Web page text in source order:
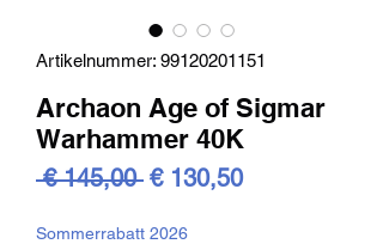
Artikelnummer: 99120201151
Archaon Age of Sigmar
Warhammer 40K
€ 145,00 Standardpreis
€ 130,50Sale-
Sommerrabatt 2026